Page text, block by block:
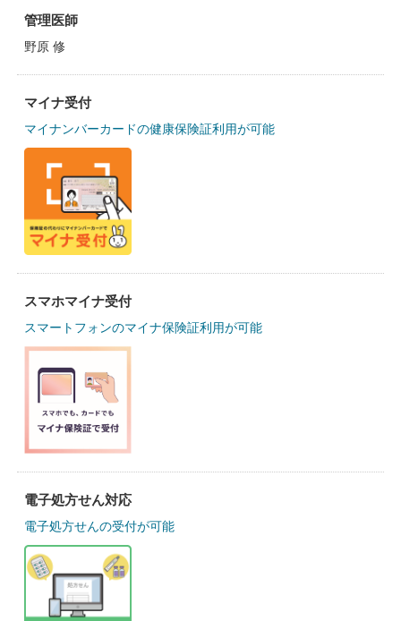
管理医師
野原 修
マイナ受付
マイナンバーカードの健康保険証利用が可能
スマホマイナ受付
スマートフォンのマイナ保険証利用が可能
電子処方せん対応
電子処方せんの受付が可能